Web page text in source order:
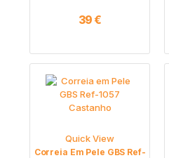
39€
Quick View
Correia Em Pele GBS Ref-